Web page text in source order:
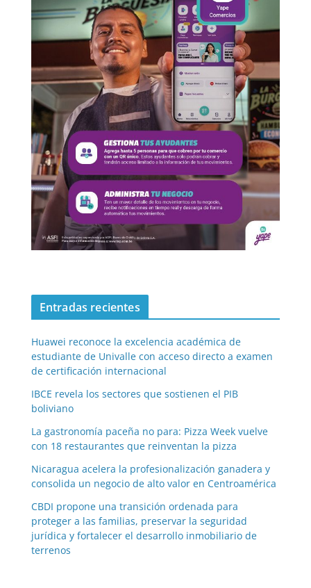
Entradas recientes
Huawei reconoce la excelencia académica de
estudiante de Univalle con acceso directo a examen
de certificación internacional
IBCE revela los sectores que sostienen el PIB
boliviano
La gastronomía paceña no para: Pizza Week vuelve
con 18 restaurantes que reinventan la pizza
Nicaragua acelera la profesionalización ganadera y
consolida un negocio de alto valor en Centroamérica
CBDI propone una transición ordenada para
proteger a las familias, preservar la seguridad
jurídica y fortalecer el desarrollo inmobiliario de
terrenos